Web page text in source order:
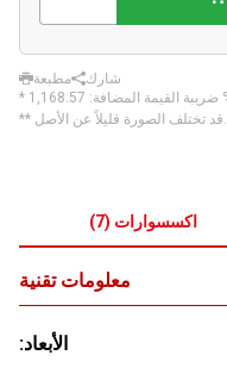
مطبعة
شارك
** قد تختلف الصورة قليلاً عن الأصل.
اكسسوارات (
7
)
معلومات تقنية
:الأبعاد